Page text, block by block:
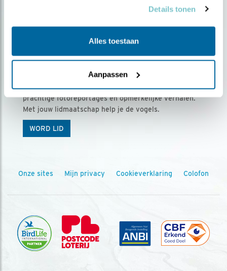
Details tonen
Alles toestaan
Aanpassen
Ontvang 5 x Vogels voor € 36,00 per jaar
Vogels is het tijdschrift voor onze leden, met
prachtige fotoreportages en opmerkelijke verhalen.
Met jouw lidmaatschap help je de vogels.
WORD LID
Onze sites Mijn privacy Cookieverklaring Colofon